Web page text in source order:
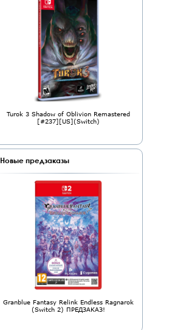
Turok 3 Shadow of Oblivion Remastered
[#237][US](Switch)
Новые предзаказы
Granblue Fantasy Relink Endless Ragnarok
(Switch 2) ПРЕДЗАКАЗ!